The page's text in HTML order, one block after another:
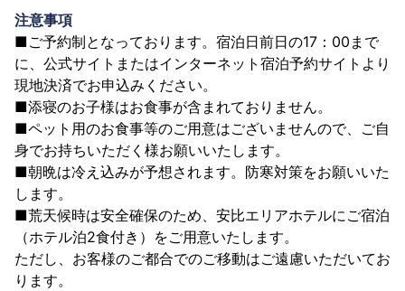
注意事項
■ご予約制となっております。宿泊日前日の17：00まで
に、公式サイトまたはインターネット宿泊予約サイトより
現地決済でお申込みください。
■添寝のお子様はお食事が含まれておりません。
■ペット用のお食事等のご用意はございませんので、ご自
身でお持ちいただく様お願いいたします。
■朝晩は冷え込みが予想されます。防寒対策をお願いいた
します。
■荒天候時は安全確保のため、安比エリアホテルにご宿泊
（ホテル泊2食付き）をご用意いたします。
ただし、お客様のご都合でのご移動はご遠慮いただいてお
ります。